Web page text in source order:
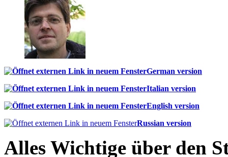
German version
Italian version
English version
Russian version
Alles Wichtige über den